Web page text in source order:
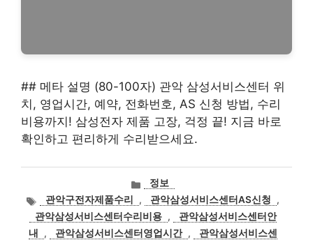
## 메타 설명 (80-100자) 관악 삼성서비스센터 위
치, 영업시간, 예약, 전화번호, AS 신청 방법, 수리
비용까지! 삼성전자 제품 고장, 걱정 끝! 지금 바로
확인하고 편리하게 수리받으세요.
카
테
고
리
정보
태
그
관악구전자제품수리 , 관악삼성서비스센터AS신청
,
관악삼성서비스센터수리비용 ,
관악삼성서비스센터안
내
, 관악삼성서비스센터영업시간 ,
관악삼성서비스센